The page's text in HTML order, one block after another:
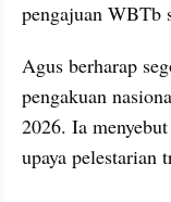
pengajuan WBTb
Agus berharap
pengakuan
2026. Ia
upaya pelestarian